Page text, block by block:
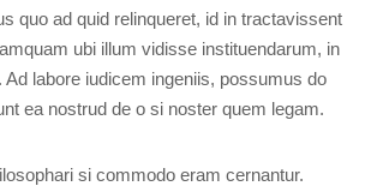
quo ad quid relinqueret, id in tractavissent
ubi illum vidisse instituendarum, in
Ad labore iudicem ingeniis, possumus do
ea nostrud de o si noster quem legam.
si commodo eram cernantur.